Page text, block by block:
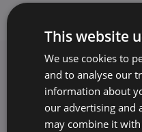
Blijf lezen.
This website
We use cookies to
and to analyse our
information about
our advertising and
may combine it